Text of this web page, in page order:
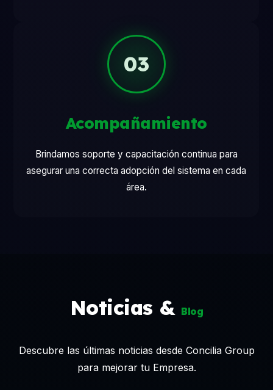
03
Acompañamiento
Brindamos soporte y capacitación continua para
asegurar una correcta adopción del sistema en cada
área.
Noticias & Blog
Descubre las últimas noticias desde Concilia Group
para mejorar tu Empresa.